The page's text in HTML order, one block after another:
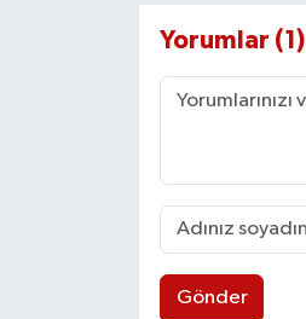
Yorumlar (1)
Gönder